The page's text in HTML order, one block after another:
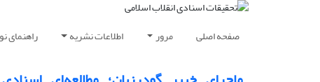
صفحه اصلی مرور اطلاعات نشریه راهنمای